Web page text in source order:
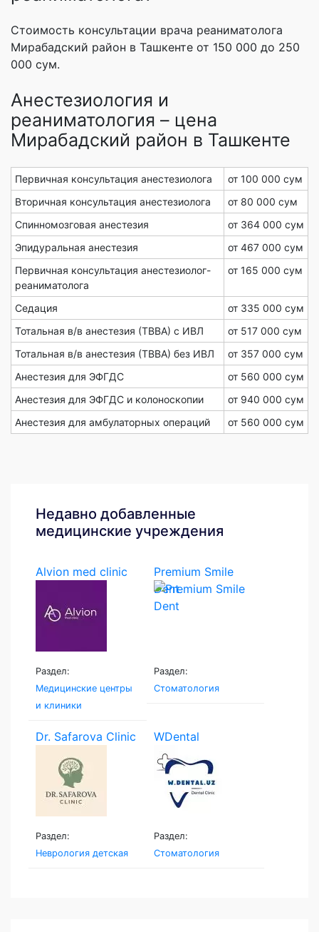
Стоимость консультации врача реаниматолога
Мирабадский район в Ташкенте от 150 000 до 250
000 сум.
Анестезиология и
реаниматология – цена
Мирабадский район в Ташкенте
Первичная консультация анестезиолога
от 100 000 сум
Вторичная консультация анестезиолога
от 80 000 сум
Спинномозговая анестезия
от 364 000 сум
Эпидуральная анестезия
от 467 000 сум
Первичная консультация анестезиолог-
реаниматолога
от 165 000 сум
Седация
от 335 000 сум
Тотальная в/в анестезия (ТВВА) с ИВЛ
от 517 000 сум
Тотальная в/в анестезия (ТВВА) без ИВЛ
от 357 000 сум
Анестезия для ЭФГДС
от 560 000 сум
Анестезия для ЭФГДС и колоноскопии
от 940 000 сум
Анестезия для амбулаторных операций
от 560 000 сум
Недавно добавленные
медицинские учреждения
Alvion med clinic
Раздел:
Медицинские центры
и клиники
Premium Smile
Dent
Раздел:
Стоматология
Dr. Safarova Clinic
Раздел:
Неврология детская
WDental
Раздел:
Стоматология